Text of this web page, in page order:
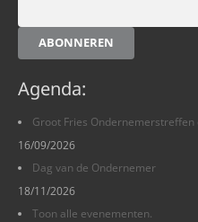
ABONNEREN
Agenda:
Groot Fries
16/09/2026
Dag van de Ondernemer
18/11/2026
Toon alle evenementen.